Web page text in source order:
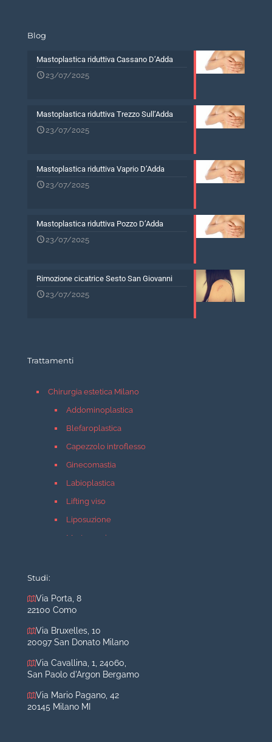
Blog
Mastoplastica riduttiva Cassano D’Adda
23/07/2025
Mastoplastica riduttiva Trezzo Sull’Adda
23/07/2025
Mastoplastica riduttiva Vaprio D’Adda
23/07/2025
Mastoplastica riduttiva Pozzo D’Adda
23/07/2025
Rimozione cicatrice Sesto San Giovanni
23/07/2025
Trattamenti
Chirurgia estetica Milano
Addominoplastica
Blefaroplastica
Capezzolo introflesso
Ginecomastia
Labioplastica
Lifting viso
Liposuzione
Mastopessi
Rinoplastica
Medicina estetica Milano
Acido ialuronico viso
Aumento labbra
Filler
Studi:
Via Porta, 8
22100 Como
Via Bruxelles, 10
20097 San Donato Milano
Via Cavallina, 1, 24060,
San Paolo d'Argon Bergamo
Via Mario Pagano, 42
20145 Milano MI